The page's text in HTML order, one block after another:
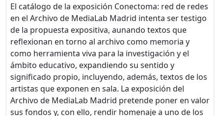
El catálogo de la exposición Conectoma: red de redes
en el Archivo de MediaLab Madrid intenta ser testigo
de la propuesta expositiva, aunando textos que
reflexionan en torno al archivo como memoria y
como herramienta viva para la investigación y el
ámbito educativo, expandiendo su sentido y
significado propio, incluyendo, además, textos de los
artistas que exponen en sala. La exposición del
Archivo de MediaLab Madrid pretende poner en valor
sus fondos y, con ello, rendir homenaje a uno de los